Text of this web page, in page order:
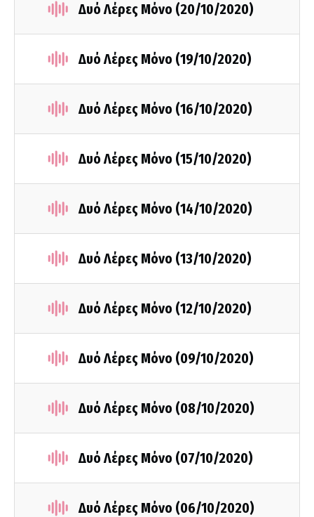
Δυό Λέρες Μόνο (20/10/2020)
Δυό Λέρες Μόνο (19/10/2020)
Δυό Λέρες Μόνο (16/10/2020)
Δυό Λέρες Μόνο (15/10/2020)
Δυό Λέρες Μόνο (14/10/2020)
Δυό Λέρες Μόνο (13/10/2020)
Δυό Λέρες Μόνο (12/10/2020)
Δυό Λέρες Μόνο (09/10/2020)
Δυό Λέρες Μόνο (08/10/2020)
Δυό Λέρες Μόνο (07/10/2020)
Δυό Λέρες Μόνο (06/10/2020)